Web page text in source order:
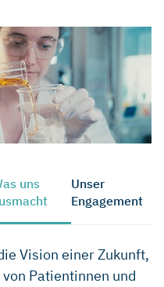
uns
Unser
Engagement
Vision einer Zukunft,
Patientinnen und